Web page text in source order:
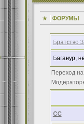
ФОРУМЫ
Братство
Баганур,
Переход
CC